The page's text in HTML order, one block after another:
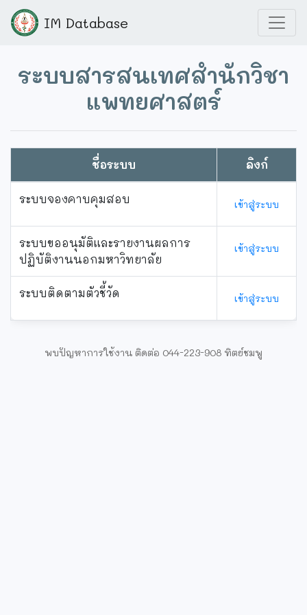
IM Database
ระบบสารสนเทศสำนักวิชา
แพทยศาสตร์
ชื่อระบบ ลิงก์
ระบบจองคาบคุมสอบ เข้าสู่ระบบ
ระบบขออนุมัติและรายงานผลการ
ปฏิบัติงานนอกมหาวิทยาลัย
เข้าสู่ระบบ
ระบบติดตามตัวชี้วัด เข้าสู่ระบบ
พบปัญหาการใช้งาน ติดต่อ 044-223-908 ทิตย์ชมพู